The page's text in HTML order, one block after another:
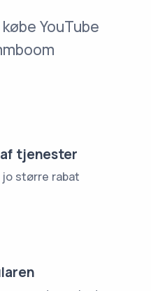
YouTube
tjenester
større rabat